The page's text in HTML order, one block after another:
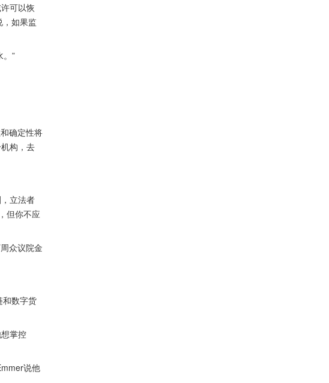
可以恢
如果监
”
确定性将
构，去
立法者
但你不应
众议院金
和数字货
掌控
说他